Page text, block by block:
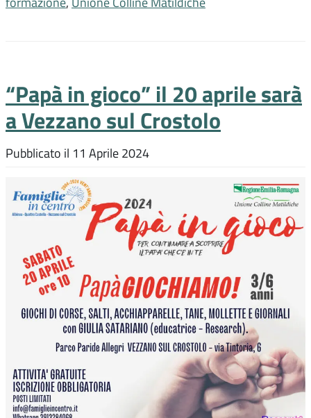
“Papà in gioco” il 20 aprile sarà
a Vezzano sul Crostolo
Pubblicato il 11 Aprile 2024